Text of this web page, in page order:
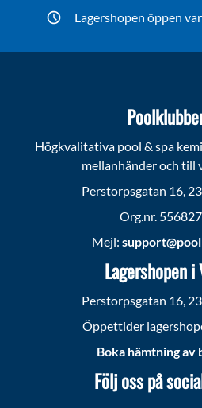
Lagershopen öppen
Högkvalitativa pool & spa
mellanhänder och till
Perstorpsgatan 16,
Org.nr.
Mejl:
Lagershopen
Perstorpsgatan 16,
Öppettider
Boka hämtning av
Följ oss på